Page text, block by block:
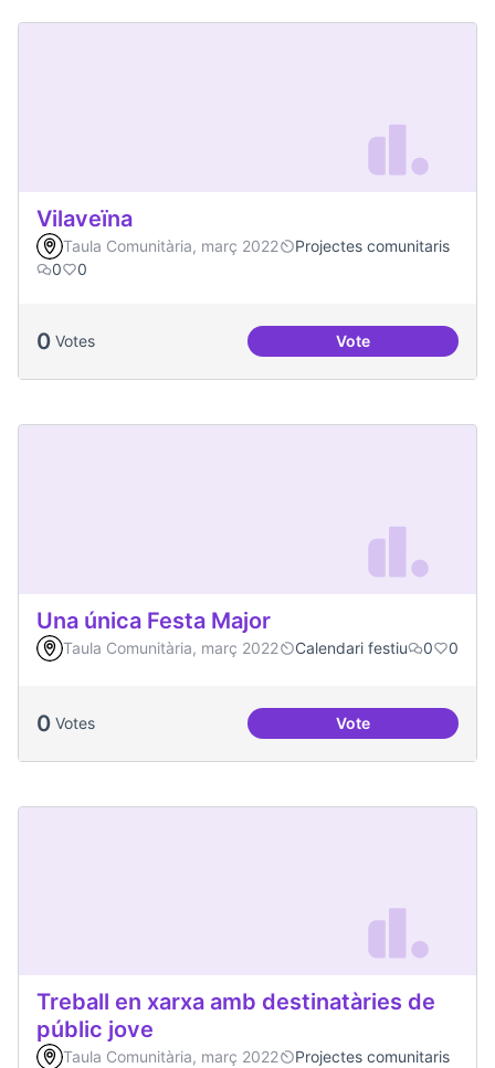
Vilaveïna
Taula Comunitària, març 2022
Projectes comunitaris
0
0
0 Votes VoteVilaveïna
Una única Festa Major
Taula Comunitària, març 2022 Calendari festiu 0 0
0 Votes VoteUna única Festa
Treball en xarxa amb destinatàries de
públic jove
Taula Comunitària, març 2022
Projectes comunitaris